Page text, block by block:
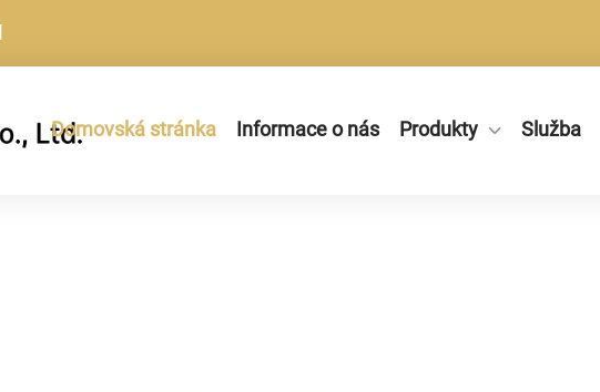
Domovská stránka Informace o nás Produkty Služba